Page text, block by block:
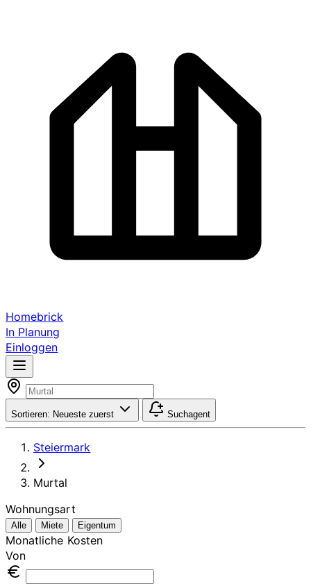
Homebrick
In Planung
Einloggen
Sortieren: Neueste zuerst Suchagent
Steiermark
Murtal
Wohnungsart
Alle Miete Eigentum
Monatliche Kosten
Von